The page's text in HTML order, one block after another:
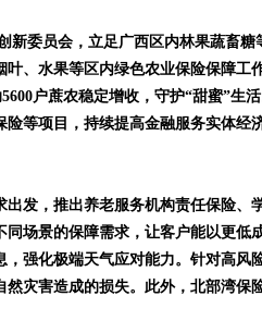
委员会，立足广西区内林果蔬畜糖
、水果等区内绿色农业保险保障工
户蔗农稳定增收，守护“甜蜜”生活
等项目，持续提高金融服务实体经
发，推出养老服务机构责任保险、
场景的保障需求，让客户能以更低
强化极端天气应对能力。针对高风
灾害造成的损失。此外，北部湾保